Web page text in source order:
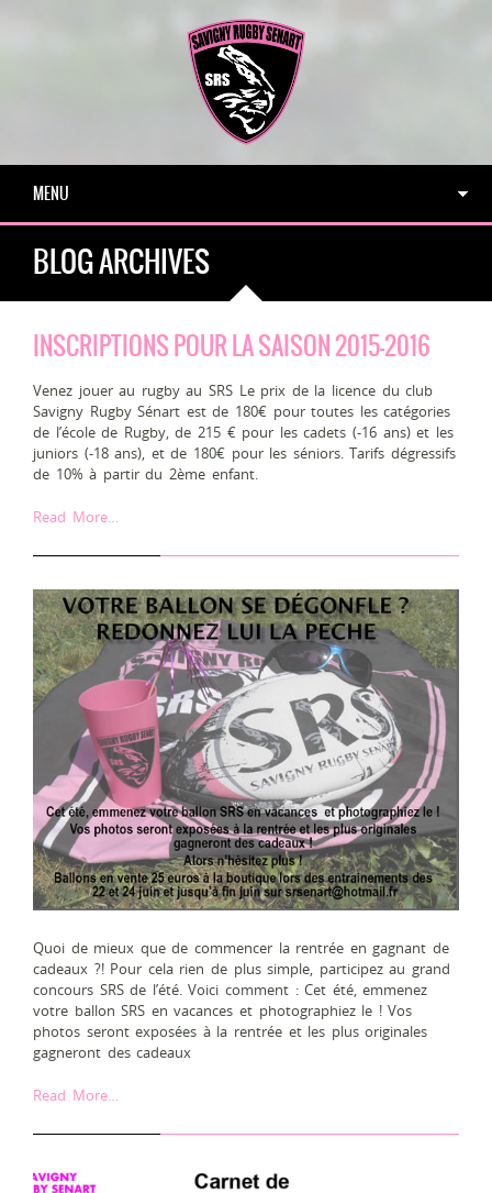
MENU
BLOG ARCHIVES
INSCRIPTIONS POUR LA SAISON 2015-2016
Venez jouer au rugby au SRS Le prix de la licence du club
Savigny Rugby Sénart est de 180€ pour toutes les catégories
de l’école de Rugby, de 215 € pour les cadets (-16 ans) et les
juniors (-18 ans), et de 180€ pour les séniors. Tarifs dégressifs
de 10% à partir du 2ème enfant.
Read More…
Quoi de mieux que de commencer la rentrée en gagnant de
cadeaux ?! Pour cela rien de plus simple, participez au grand
concours SRS de l’été. Voici comment : Cet été, emmenez
votre ballon SRS en vacances et photographiez le ! Vos
photos seront exposées à la rentrée et les plus originales
gagneront des cadeaux
Read More…